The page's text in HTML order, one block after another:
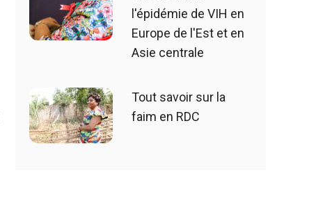
l'épidémie de VIH en
Europe de l'Est et en
Asie centrale
Tout savoir sur la
faim en RDC